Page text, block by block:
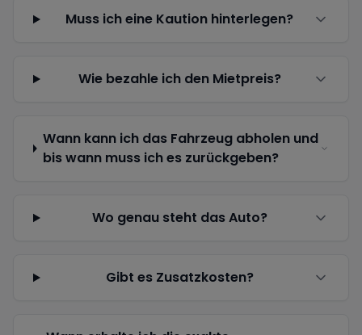
Muss ich eine Kaution hinterlegen?
Wie bezahle ich den Mietpreis?
Wann kann ich das Fahrzeug abholen und
bis wann muss ich es zurückgeben?
Wo genau steht das Auto?
Gibt es Zusatzkosten?